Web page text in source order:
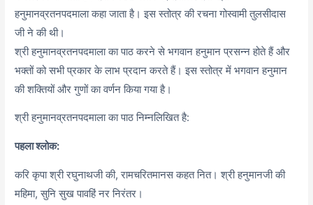
हनुमानव्रतनपदमाला कहा जाता है। इस स्तोत्र की रचना गोस्वामी तुलसीदास
जी ने की थी।
श्री हनुमानव्रतनपदमाला का पाठ करने से भगवान हनुमान प्रसन्न होते हैं और
भक्तों को सभी प्रकार के लाभ प्रदान करते हैं। इस स्तोत्र में भगवान हनुमान
की शक्तियों और गुणों का वर्णन किया गया है।
श्री हनुमानव्रतनपदमाला का पाठ निम्नलिखित है:
पहला श्लोक:
करि कृपा श्री रघुनाथजी की, रामचरितमानस कहत नित। श्री हनुमानजी की
महिमा, सुनि सुख पावहिं नर निरंतर।